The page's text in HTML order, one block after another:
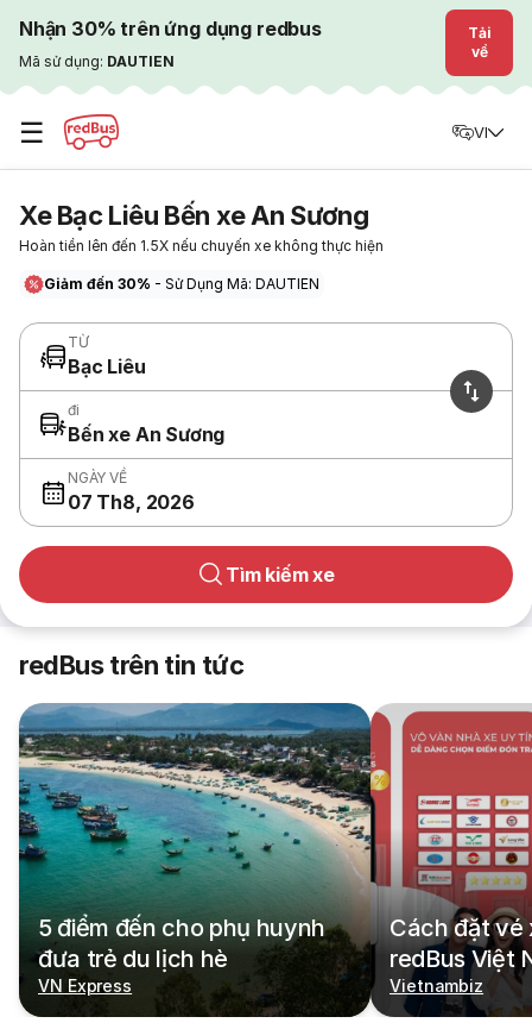
Nhận 30% trên ứng dụng redbus
Mã sử dụng: DAUTIEN
Tải
về
☰ VI
Xe Bạc Liêu Bến xe An Sương
Hoàn tiền lên đến 1.5X nếu chuyến xe không thực hiện
Giảm đến 30% - Sử Dụng Mã: DAUTIEN
TỪ
Bạc Liêu
đi
Bến xe An Sương
NGÀY VỀ
07 Th8, 2026
Tìm kiếm xe
redBus trên tin tức
5 điểm đến cho phụ huynh
đưa trẻ du lịch hè
VN Express
Cách đặt vé
redBus Việt
Vietnambiz